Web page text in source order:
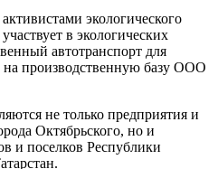
экологического
в экологических
автотранспорт для
на производственную базу ООО
не только предприятия и
Октябрьского, но и
и поселков Республики